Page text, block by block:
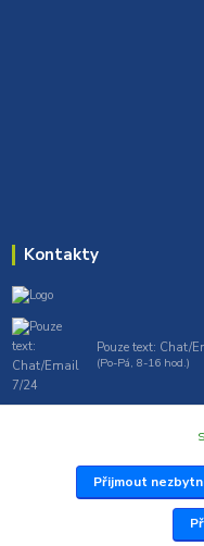
Kontakty
Pouze text: Chat/
(Po-Pá, 8-16 hod.)
Přijmout